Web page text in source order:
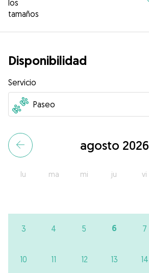
los
tamaños
Disponibilidad
Servicio
agosto 2026
lu ma mi ju vi
3 4 5 6 7
10 11 12 13 14